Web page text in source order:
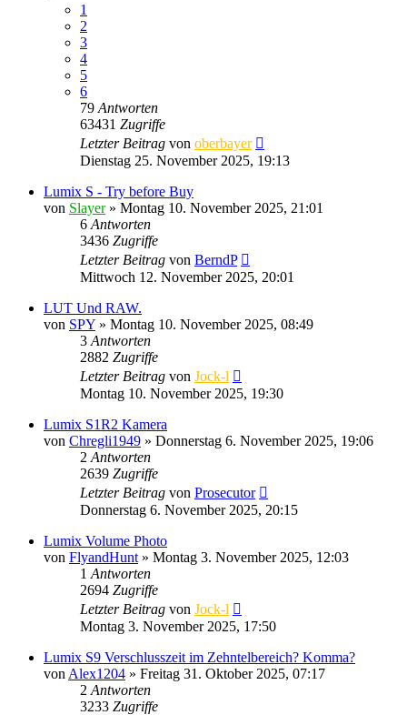
1
2
3
4
5
6
79 Antworten
63431 Zugriffe
Letzter Beitrag von oberbayer
Dienstag 25. November 2025, 19:13
Lumix S - Try before Buy
von Slayer» Montag 10. November 2025, 21:01
6 Antworten
3436 Zugriffe
Letzter Beitrag von BerndP
Mittwoch 12. November 2025, 20:01
LUT Und RAW.
von SPY » Montag 10. November 2025, 08:49
3 Antworten
2882 Zugriffe
Letzter Beitrag von Jock-l
Montag 10. November 2025, 19:30
Lumix S1R2 Kamera
von Chregli1949 » Donnerstag 6. November 2025, 19:06
2 Antworten
2639 Zugriffe
Letzter Beitrag von Prosecutor
Donnerstag 6. November 2025, 20:15
Lumix Volume Photo
von FlyandHunt » Montag 3. November 2025, 12:03
1 Antworten
2694 Zugriffe
Letzter Beitrag von Jock-l
Montag 3. November 2025, 17:50
Lumix S9 Verschlusszeit im Zehntelbereich? Komma?
von Alex1204 » Freitag 31. Oktober 2025, 07:17
2 Antworten
3233 Zugriffe